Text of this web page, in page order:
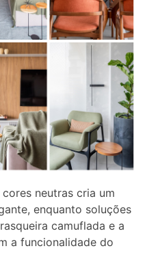
neutras cria um
enquanto soluções
camuflada e a
a funcionalidade do